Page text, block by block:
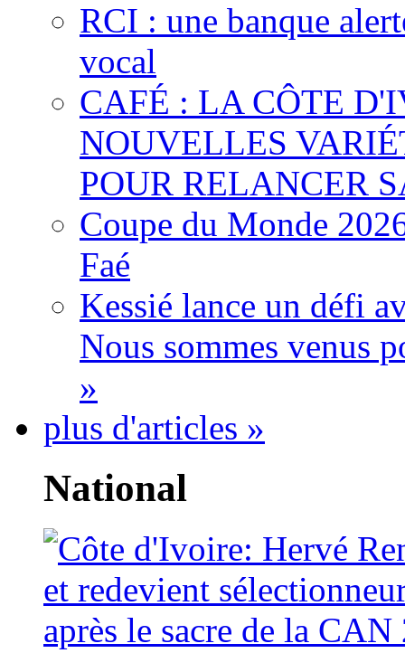
RCI : une banque
vocal
CAFÉ : LA CÔTE
NOUVELLES
POUR RELANCER
Coupe du Monde
Faé
Kessié lance un défi
Nous sommes venus
»
plus d'articles »
National